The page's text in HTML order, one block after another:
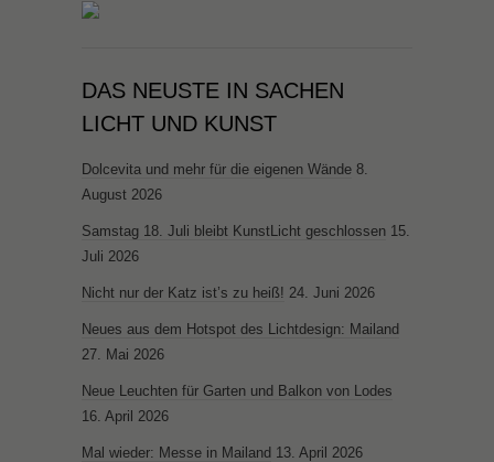
DAS NEUSTE IN SACHEN
LICHT UND KUNST
Dolcevita und mehr für die eigenen Wände 8.
August 2026
Samstag 18. Juli bleibt KunstLicht geschlossen 15.
Juli 2026
Nicht nur der Katz ist’s zu heiß! 24. Juni 2026
Neues aus dem Hotspot des Lichtdesign: Mailand
27. Mai 2026
Neue Leuchten für Garten und Balkon von Lodes
16. April 2026
Mal wieder: Messe in Mailand 13. April 2026